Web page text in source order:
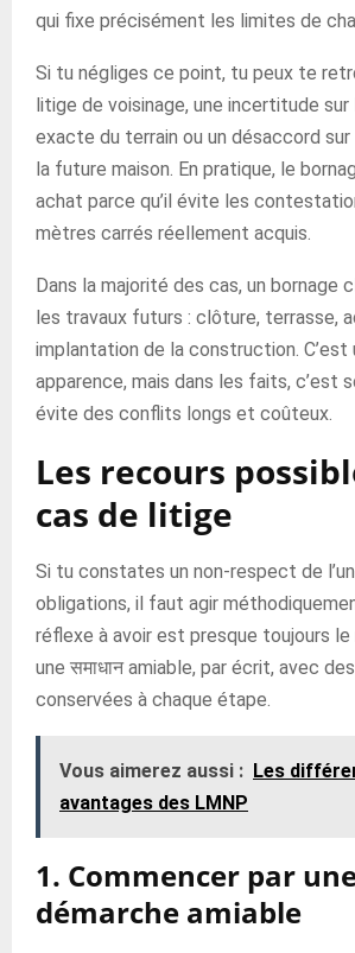
qui fixe précisément les limites de
Si tu négliges ce point, tu peux te
litige de voisinage, une incertitude sur
exacte du terrain ou un désaccord sur
la future maison. En pratique, le
achat parce qu’il évite les
mètres carrés réellement acquis.
Dans la majorité des cas, un bornage
les travaux futurs : clôture, terrasse,
implantation de la construction. C’est
apparence, mais dans les faits, c’est
évite des conflits longs et coûteux.
Les recours
cas de litige
Si tu constates un non-respect de
obligations, il faut agir
réflexe à avoir est presque toujours
une समाधान amiable, par écrit, avec
conservées à chaque étape.
Vous aimerez aussi : Les
avantages des LMNP
1. Commencer par
démarche amiable